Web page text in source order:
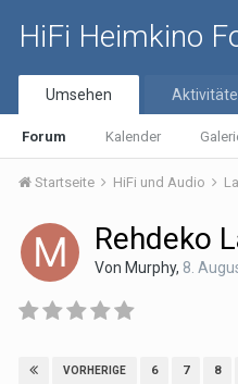
HiFi Heimkino
Umsehen
Forum Kalender
Startseite HiFi und Audio
Rehdeko
Von Murphy, 8.
VORHERIGE 6 7 8